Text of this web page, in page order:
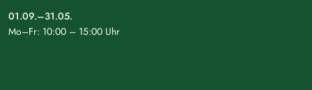
01.09.–31.05.
Mo–Fr: 10:00 – 15:00 Uhr